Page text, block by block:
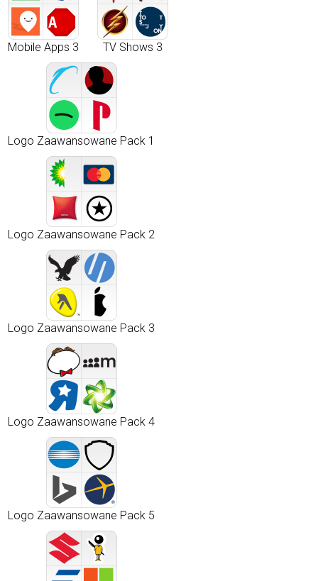
Mobile Apps 3 TV Shows 3
Logo Zaawansowane Pack 1
Logo Zaawansowane Pack 2
Logo Zaawansowane Pack 3
Logo Zaawansowane Pack 4
Logo Zaawansowane Pack 5